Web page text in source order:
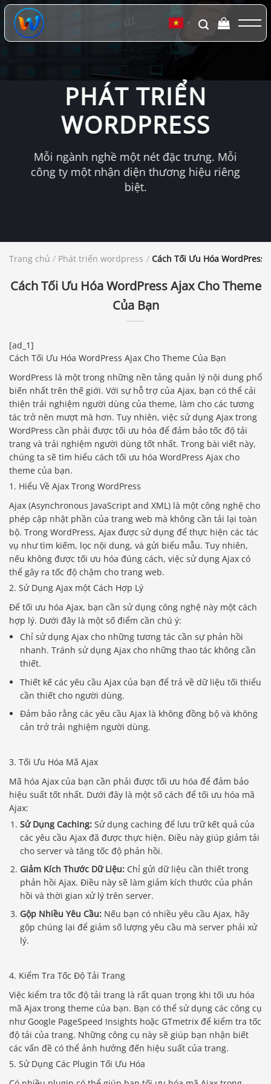
Chuyển
đến
dung
▼
PHÁT TRIỂN
WORDPRESS
Mỗi ngành nghề một nét đặc trưng. Mỗi
công ty một nhận diện thương hiệu riêng
biệt.
Trang chủ / Phát triển wordpress / Cách Tối Ưu Hóa WordPress
Cách Tối Ưu Hóa WordPress Ajax Cho Theme
Của Bạn
[ad_1]
Cách Tối Ưu Hóa WordPress Ajax Cho Theme Của Bạn
WordPress là một trong những nền tảng quản lý nội dung phổ
biến nhất trên thế giới. Với sự hỗ trợ của Ajax, bạn có thể cải
thiện trải nghiệm người dùng của theme, làm cho các tương
tác trở nên mượt mà hơn. Tuy nhiên, việc sử dụng Ajax trong
WordPress cần phải được tối ưu hóa để đảm bảo tốc độ tải
trang và trải nghiệm người dùng tốt nhất. Trong bài viết này,
chúng ta sẽ tìm hiểu cách tối ưu hóa WordPress Ajax cho
theme của bạn.
1. Hiểu Về Ajax Trong WordPress
Ajax (Asynchronous JavaScript and XML) là một công nghệ cho
phép cập nhật phần của trang web mà không cần tải lại toàn
bộ. Trong WordPress, Ajax được sử dụng để thực hiện các tác
vụ như tìm kiếm, lọc nội dung, và gửi biểu mẫu. Tuy nhiên,
nếu không được tối ưu hóa đúng cách, việc sử dụng Ajax có
thể gây ra tốc độ chậm cho trang web.
2. Sử Dụng Ajax một Cách Hợp Lý
Để tối ưu hóa Ajax, bạn cần sử dụng công nghệ này một cách
hợp lý. Dưới đây là một số điểm cần chú ý:
Chỉ sử dụng Ajax cho những tương tác cần sự phản hồi
nhanh. Tránh sử dụng Ajax cho những thao tác không cần
thiết.
Thiết kế các yêu cầu Ajax của bạn để trả về dữ liệu tối thiểu
cần thiết cho người dùng.
Đảm bảo rằng các yêu cầu Ajax là không đồng bộ và không
cản trở trải nghiệm người dùng.
3. Tối Ưu Hóa Mã Ajax
Mã hóa Ajax của bạn cần phải được tối ưu hóa để đảm bảo
hiệu suất tốt nhất. Dưới đây là một số cách để tối ưu hóa mã
Ajax:
Sử Dụng Caching: Sử dụng caching để lưu trữ kết quả của
các yêu cầu Ajax đã được thực hiện. Điều này giúp giảm tải
cho server và tăng tốc độ phản hồi.
Giảm Kích Thước Dữ Liệu: Chỉ gửi dữ liệu cần thiết trong
phản hồi Ajax. Điều này sẽ làm giảm kích thước của phản
hồi và thời gian xử lý trên server.
Gộp Nhiều Yêu Cầu: Nếu bạn có nhiều yêu cầu Ajax, hãy
gộp chúng lại để giảm số lượng yêu cầu mà server phải xử
lý.
4. Kiểm Tra Tốc Độ Tải Trang
Việc kiểm tra tốc độ tải trang là rất quan trọng khi tối ưu hóa
mã Ajax trong theme của bạn. Bạn có thể sử dụng các công cụ
như Google PageSpeed Insights hoặc GTmetrix để kiểm tra tốc
độ tải của trang. Những công cụ này sẽ giúp bạn nhận biết
các vấn đề có thể ảnh hưởng đến hiệu suất của trang.
5. Sử Dụng Các Plugin Tối Ưu Hóa